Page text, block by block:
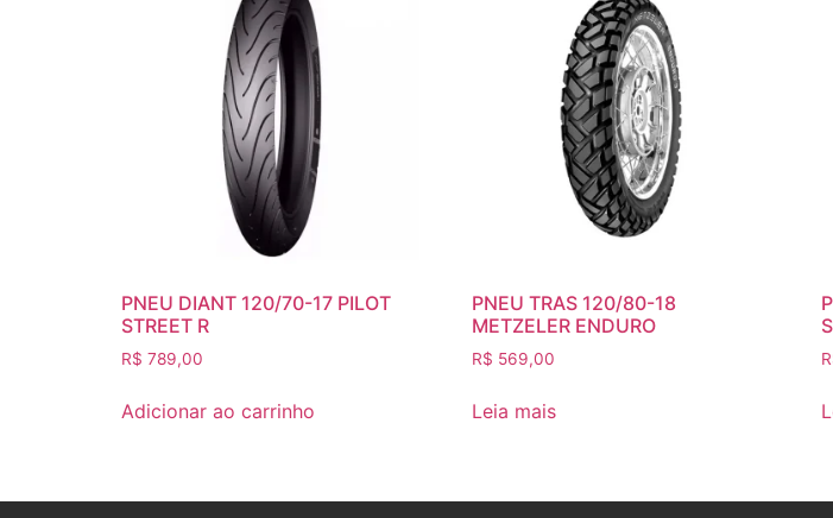
PNEU DIANT 120/70-17 PILOT
STREET R
R$ 789,00
Adicionar ao carrinho
PNEU TRAS 120/80-18
METZELER ENDURO
R$ 569,00
Leia mais